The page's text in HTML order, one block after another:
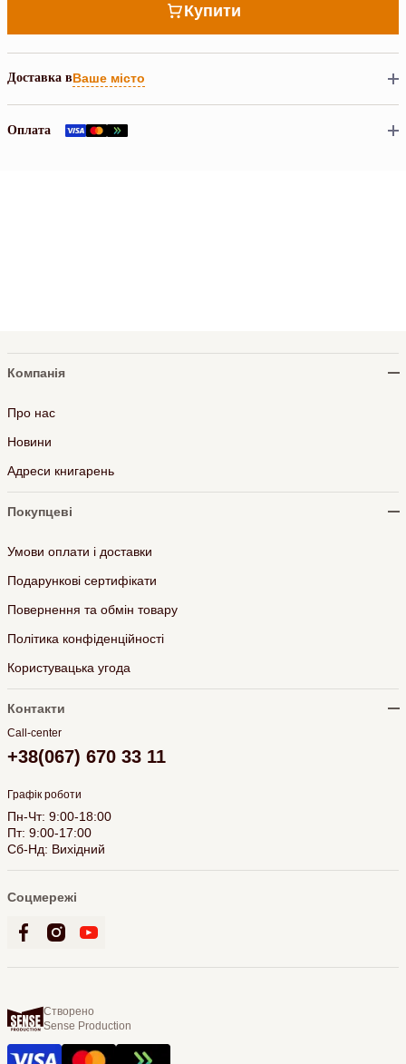
Купити
Доставка вВаше місто
Оплата
Компанія
Про нас
Новини
Адреси книгарень
Покупцеві
Умови оплати і доставки
Подарункові сертифікати
Повернення та обмін товару
Політика конфіденційності
Користувацька угода
Контакти
Call-center
+38(067) 670 33 11
Графік роботи
Пн-Чт: 9:00-18:00
Пт: 9:00-17:00
Сб-Нд: Вихідний
Соцмережі
Створено
Sense Production